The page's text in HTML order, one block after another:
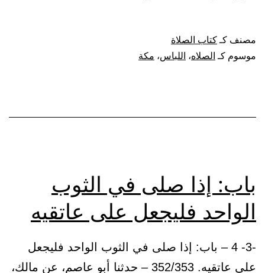
مصنف كـ كتاب الصلاة
موسوم كـ الصلاه، اللباس، مكة
باب: إذا صلى في الثوب
الواحد فليجعل على عاتقيه
-3- 4 – باب: إذا صلى في الثوب الواحد فليجعل
على عاتقيه. 352/353 – حدثنا أبو عاصم، عن مالك،